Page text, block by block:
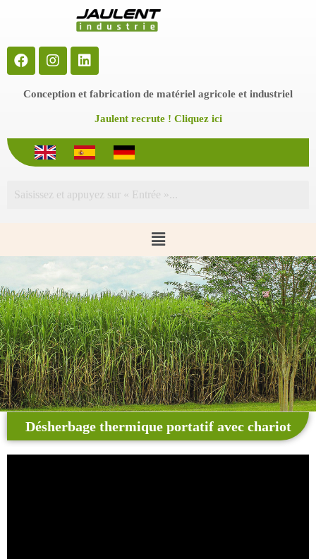
e
r
n
e
u
Conception et fabrication de matériel agricole et industriel
Jaulent recrute ! Cliquez ici
Désherbage thermique portatif avec chariot